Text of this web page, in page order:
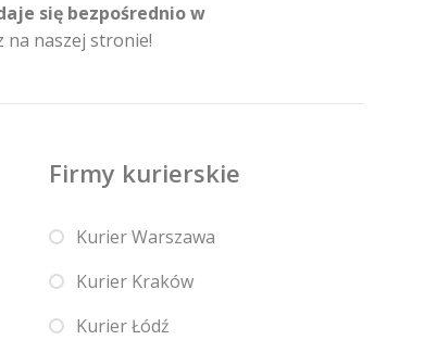
się bezpośrednio w
na naszej stronie!
Firmy kurierskie
Kurier Warszawa
Kurier Kraków
Kurier Łódź